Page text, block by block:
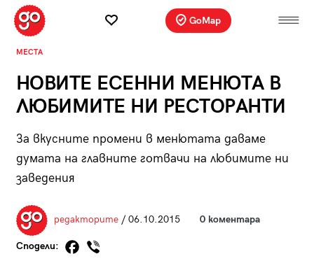
GoMap
МЕСТА
НОВИТЕ ЕСЕННИ МЕНЮТА В
ЛЮБИМИТЕ НИ РЕСТОРАНТИ
За вкусните промени в менютата даваме
думата на главните готвачи на любимите ни
заведения
редакторите/ 06.10.2015 0 коментара
Сподели: